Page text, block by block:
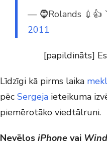
— 🧔Rolands 💉👍
2011
[papildināts]
Līdzīgi kā pirms laika
pēc Sergeja ieteikuma
piemērotāko viedtālruni.
Nevēlos iPhone vai